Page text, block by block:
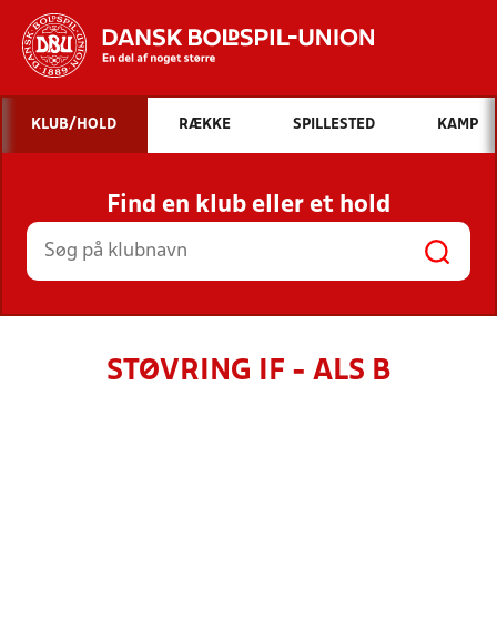
Hvad vil du søge efter?
INDHOLD OG NYHEDER
STILLINGER, RESULTATER, KLUBBER OG
HOLD
KLUB/HOLD RÆKKE SPILLESTED KAMP
Find en klub eller et hold
STØVRING IF - ALS B